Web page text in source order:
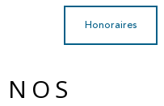
Honoraires
NOS